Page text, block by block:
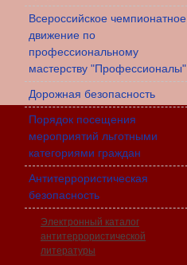
Всероссийское чемпионатное
движение по
профессиональному
мастерству "Профессионалы"
Дорожная безопасность
Порядок посещения
мероприятий льготными
категориями граждан
Антитеррористическая
безопасность
Электронный каталог
антитеррористической
литературы